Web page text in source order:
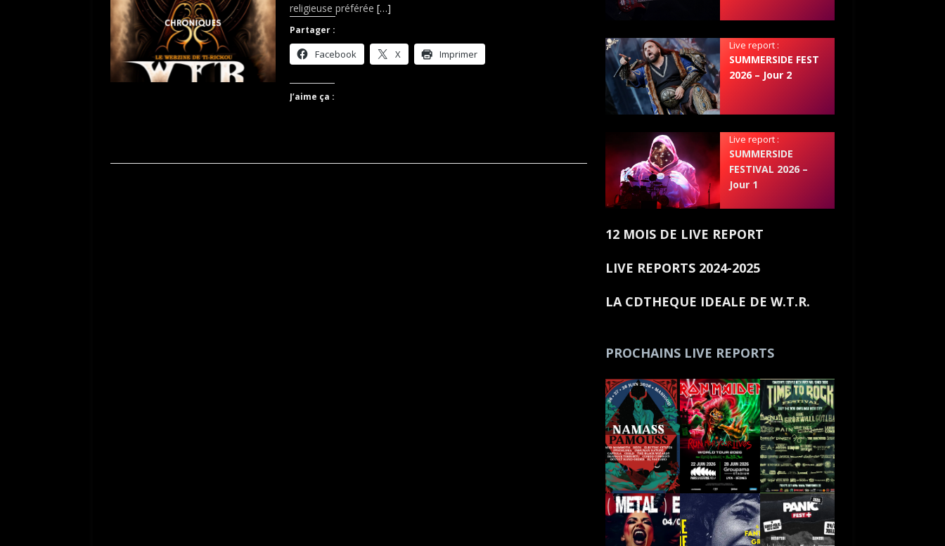
religieuse préférée […]
Partager :
Facebook X Imprimer
J’aime ça :
Live report :
SUMMERSIDE FEST
2026 – Jour 2
Live report :
SUMMERSIDE
FESTIVAL 2026 –
Jour 1
12 MOIS DE LIVE REPORT
LIVE REPORTS 2024-2025
LA CDTHEQUE IDEALE DE W.T.R.
PROCHAINS LIVE REPORTS